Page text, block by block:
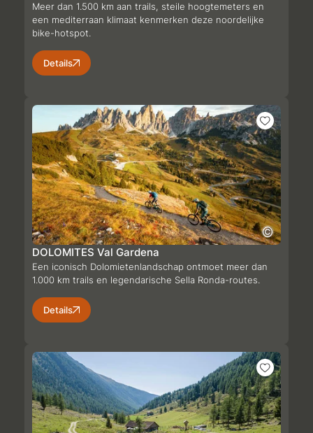
Meer dan 1.500 km aan trails, steile hoogtemeters en
een mediterraan klimaat kenmerken deze noordelijke
bike-hotspot.
Details
DOLOMITES Val Gardena
Een iconisch Dolomietenlandschap ontmoet meer dan
1.000 km trails en legendarische Sella Ronda-routes.
Details